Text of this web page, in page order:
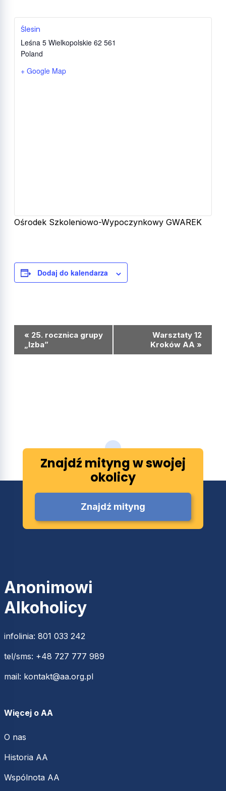
Ślesin
Leśna 5 Wielkopolskie 62 561
Poland
+ Google Map
Ośrodek Szkoleniowo-Wypoczynkowy GWAREK
Dodaj do kalendarza
Wydarzenie
Nawigacja
« 25. rocznica grupy
„Izba”
Warsztaty 12
Kroków AA »
Znajdź mityng w swojej
okolicy
Znajdź mityng
Anonimowi
Alkoholicy
infolinia: 801 033 242
tel/sms: +48 727 777 989
mail: kontakt@aa.org.pl
Więcej o AA
O nas
Historia AA
Wspólnota AA